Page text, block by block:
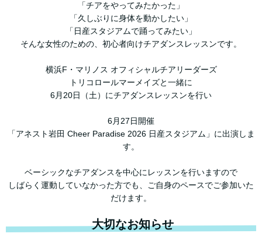
「チアをやってみたかった」
「久しぶりに身体を動かしたい」
「日産スタジアムで踊ってみたい」
そんな女性のための、初心者向けチアダンスレッスンです。
横浜F・マリノス オフィシャルチアリーダーズ
トリコロールマーメイズと一緒に
6月20日（土）にチアダンスレッスンを行い
6月27日開催
「アネスト岩田 Cheer Paradise 2026 日産スタジアム」に出演しま
す。
ベーシックなチアダンスを中心にレッスンを行いますので
しばらく運動していなかった方でも、ご自身のペースでご参加いた
だけます。
大切なお知らせ